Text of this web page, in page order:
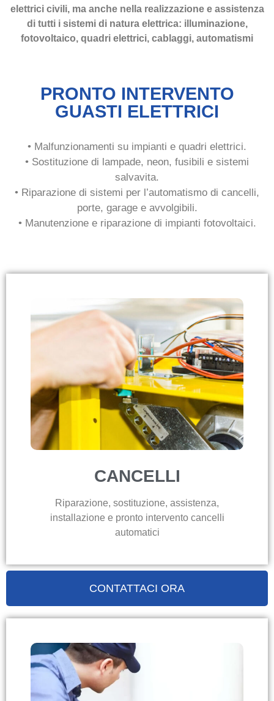
elettrici civili, ma anche nella realizzazione e assistenza
di tutti i sistemi di natura elettrica: illuminazione,
fotovoltaico, quadri elettrici, cablaggi, automatismi
PRONTO INTERVENTO
GUASTI ELETTRICI
• Malfunzionamenti su impianti e quadri elettrici.
• Sostituzione di lampade, neon, fusibili e sistemi
salvavita.
• Riparazione di sistemi per l’automatismo di cancelli,
porte, garage e avvolgibili.
• Manutenzione e riparazione di impianti fotovoltaici.
CANCELLI
Riparazione, sostituzione, assistenza,
installazione e pronto intervento cancelli
automatici
CONTATTACI ORA